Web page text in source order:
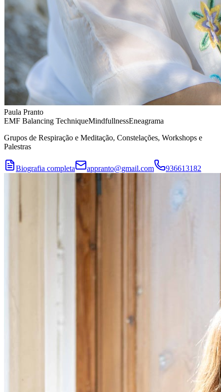
Paula Pranto
EMF Balancing TechniqueMindfullnessEneagrama
Grupos de Respiração e Meditação, Constelações, Workshops e
Palestras
Biografia completa appranto@gmail.com 936613182